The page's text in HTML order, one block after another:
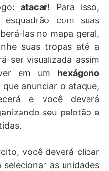
atacar! Para isso,
com suas
las no mapa geral,
suas tropas até a
ser visualizada assim
em um hexágono
anunciar o ataque,
e você deverá
seu pelotão e
você deverá clicar
as unidades